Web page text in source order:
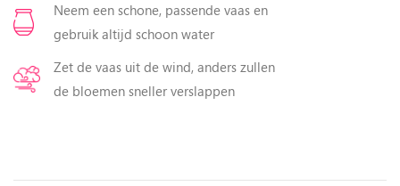
Neem een schone, passende vaas en
gebruik altijd schoon water
Zet de vaas uit de wind, anders zullen
de bloemen sneller verslappen